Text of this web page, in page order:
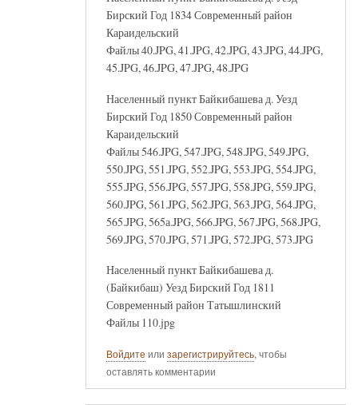
Бирский Год 1834 Современный район
Караидельский
Файлы 40.JPG, 41.JPG, 42.JPG, 43.JPG, 44.JPG,
45.JPG, 46.JPG, 47.JPG, 48.JPG
Населенный пункт Байкибашева д. Уезд
Бирский Год 1850 Современный район
Караидельский
Файлы 546.JPG, 547.JPG, 548.JPG, 549.JPG,
550.JPG, 551.JPG, 552.JPG, 553.JPG, 554.JPG,
555.JPG, 556.JPG, 557.JPG, 558.JPG, 559.JPG,
560.JPG, 561.JPG, 562.JPG, 563.JPG, 564.JPG,
565.JPG, 565а.JPG, 566.JPG, 567.JPG, 568.JPG,
569.JPG, 570.JPG, 571.JPG, 572.JPG, 573.JPG
Населенный пункт Байкибашева д.
(Байкибаш) Уезд Бирский Год 1811
Современный район Татышлинский
Файлы 110.jpg
Войдите или зарегистрируйтесь, чтобы
оставлять комментарии